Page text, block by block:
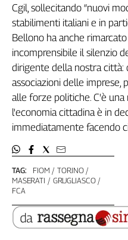
Fillea
Filt
Fiom
Fisac
Flai
Flc
Fp
Nidil
Spi
Inca
Caaf
Speciali
G8
TAG: FIOM
TORINO
MASERATI
GRUGLIASCO
FCA
Cgil, sollecitando “nuovi
stabilimenti italiani e in
Bellono ha anche
incomprensibile il silenzio
dirigente della nostra città:
associazioni delle imprese,
alle forze politiche. C'è una
l'economia cittadina è in
immediatamente facendo